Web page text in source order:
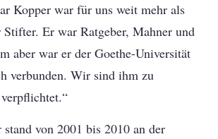
Kopper war für uns weit mehr als
Stifter. Er war Ratgeber, Mahner und
aber war er der Goethe-Universität
verbunden. Wir sind ihm zu
von 2001 bis 2010 an der